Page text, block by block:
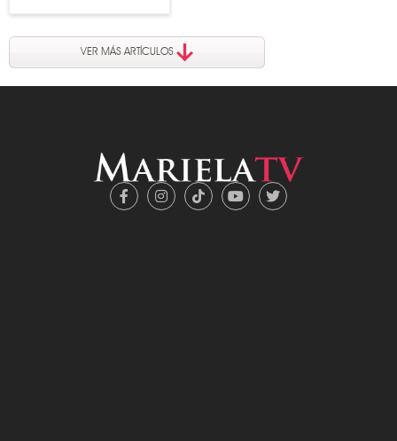
VER MÁS ARTÍCULOS